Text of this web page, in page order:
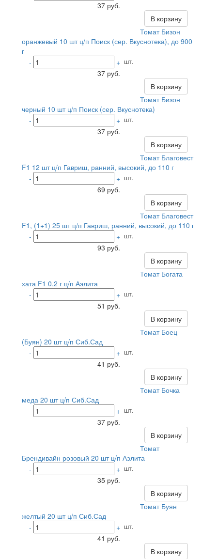
37 руб.
В корзину
Томат Бизон
оранжевый 10 шт ц/п Поиск (сер. Вкуснотека), до 900
г
-
+ шт.
37 руб.
В корзину
Томат Бизон
черный 10 шт ц/п Поиск (сер. Вкуснотека)
-
+ шт.
37 руб.
В корзину
Томат Благовест
F1 12 шт ц/п Гавриш, ранний, высокий, до 110 г
-
+ шт.
69 руб.
В корзину
Томат Благовест
F1, (1+1) 25 шт ц/п Гавриш, ранний, высокий, до 110 г
-
+ шт.
93 руб.
В корзину
Томат Богата
хата F1 0,2 г ц/п Аэлита
-
+ шт.
51 руб.
В корзину
Томат Боец
(Буян) 20 шт ц/п Сиб.Сад
-
+ шт.
41 руб.
В корзину
Томат Бочка
меда 20 шт ц/п Сиб.Сад
-
+ шт.
37 руб.
В корзину
Томат
Брендивайн розовый 20 шт ц/п Аэлита
-
+ шт.
35 руб.
В корзину
Томат Буян
желтый 20 шт ц/п Сиб.Сад
-
+ шт.
41 руб.
В корзину